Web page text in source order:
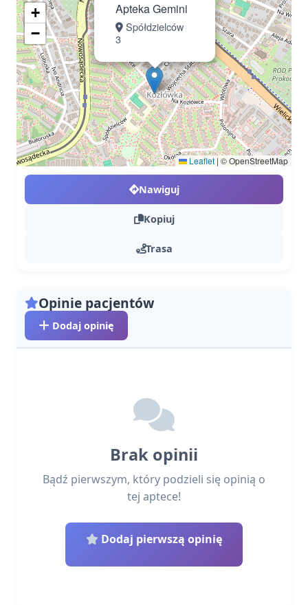
Apteka Gemini
Spółdzielców
3
+
−
Leaflet|© OpenStreetMap
Nawiguj
Kopiuj
Trasa
Opinie pacjentów
Dodaj opinię
Brak opinii
Bądź pierwszym, który podzieli się opinią o
tej aptece!
Dodaj pierwszą opinię